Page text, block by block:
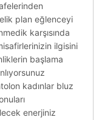
plan eğlenceyi
karşısında
ilgisini
başlama
kadınlar bluz
enerjiniz